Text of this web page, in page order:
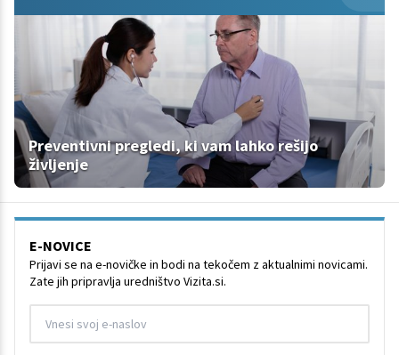
Preventivni pregledi, ki vam lahko rešijo
življenje
E-NOVICE
Prijavi se na e-novičke in bodi na tekočem z aktualnimi novicami.
Zate jih pripravlja uredništvo Vizita.si.